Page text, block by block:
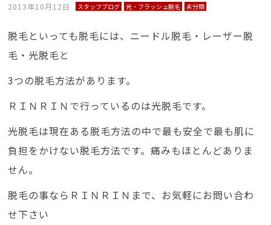
2013年10月12日 スタッフブログ 光・フラッシュ脱毛 未分類
脱毛といっても脱毛には、ニードル脱毛・レーザー脱
毛・光脱毛と
3つの脱毛方法があります。
ＲＩＮＲＩＮで行っているのは光脱毛です。
光脱毛は現在ある脱毛方法の中で最も安全で最も肌に
負担をかけない脱毛方法です。痛みもほとんどありま
せん。
脱毛の事ならＲＩＮＲＩＮまで、お気軽にお問い合わ
せ下さい